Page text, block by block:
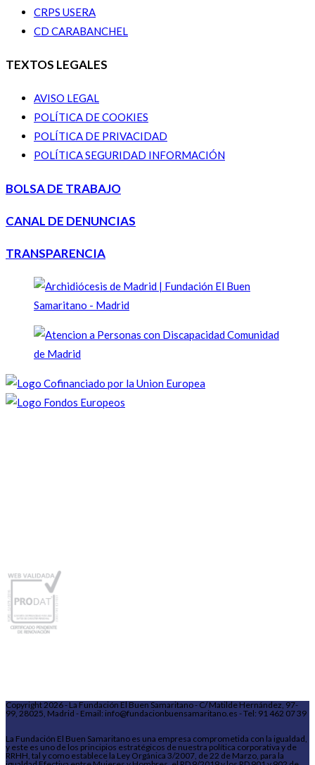
CRPS USERA
CD CARABANCHEL
TEXTOS LEGALES
AVISO LEGAL
POLÍTICA DE COOKIES
POLÍTICA DE PRIVACIDAD
POLÍTICA SEGURIDAD INFORMACIÓN
BOLSA DE TRABAJO
CANAL DE DENUNCIAS
TRANSPARENCIA
Copyright 2026 - La Fundación El Buen Samaritano - C/ Matilde Hernández, 97-
99, 28025, Madrid - Email: info@fundacionbuensamaritano.es - Tel: 91 462 07 39
La Fundación El Buen Samaritano es una empresa comprometida con la igualdad,
y este es uno de los principios estratégicos de nuestra política corporativa y de
RRHH, tal y como establece la Ley Orgánica 3/2007, de 22 de Marzo, para la